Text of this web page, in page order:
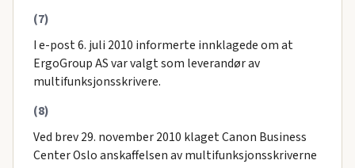
(7)
I e-post 6. juli 2010 informerte innklagede om at
ErgoGroup AS var valgt som leverandør av
multifunksjonsskrivere.
(8)
Ved brev 29. november 2010 klaget Canon Business
Center Oslo anskaffelsen av multifunksjonsskriverne